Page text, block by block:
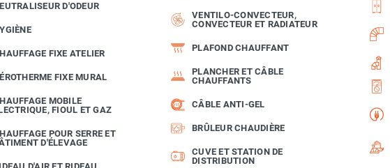
D'ODEUR
FIXE ATELIER
FIXE MURAL
MOBILE
FIOUL ET GAZ
POUR SERRE ET
D'ÉLEVAGE
VENTILO-CONVECTEUR,
CONVECTEUR ET RADIATEUR
PLAFOND CHAUFFANT
PLANCHER ET CÂBLE
CHAUFFANTS
CÂBLE ANTI-GEL
BRÛLEUR CHAUDIÈRE
CUVE ET STATION DE
DISTRIBUTION